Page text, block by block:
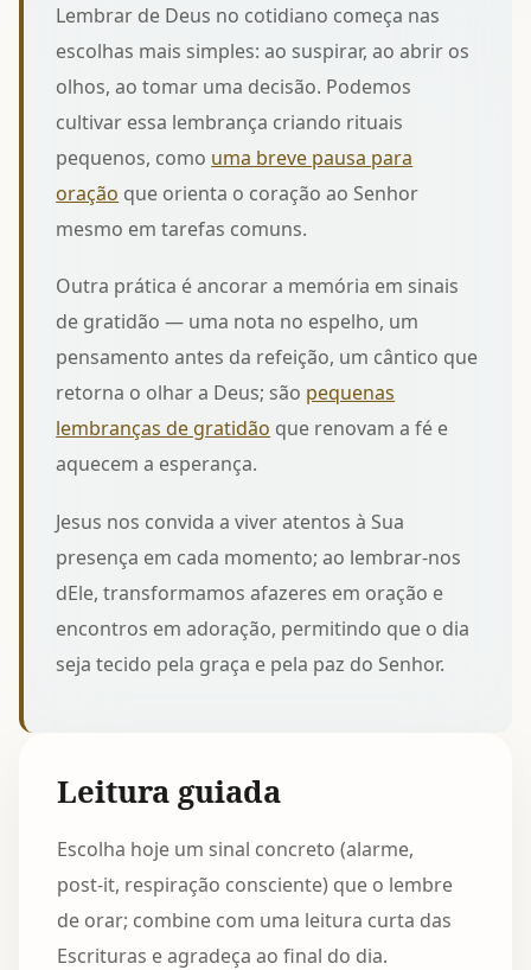
Lembrar de Deus no cotidiano começa nas
escolhas mais simples: ao suspirar, ao abrir os
olhos, ao tomar uma decisão. Podemos
cultivar essa lembrança criando rituais
pequenos, como uma breve pausa para
oração que orienta o coração ao Senhor
mesmo em tarefas comuns.
Outra prática é ancorar a memória em sinais
de gratidão — uma nota no espelho, um
pensamento antes da refeição, um cântico que
retorna o olhar a Deus; são pequenas
lembranças de gratidão que renovam a fé e
aquecem a esperança.
Jesus nos convida a viver atentos à Sua
presença em cada momento; ao lembrar-nos
dEle, transformamos afazeres em oração e
encontros em adoração, permitindo que o dia
seja tecido pela graça e pela paz do Senhor.
Leitura guiada
Escolha hoje um sinal concreto (alarme,
post‑it, respiração consciente) que o lembre
de orar; combine com uma leitura curta das
Escrituras e agradeça ao final do dia.